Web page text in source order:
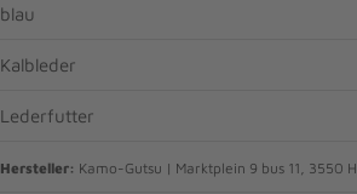
blau
Kalbleder
Lederfutter
Hersteller: Kamo-Gutsu | Marktplein 9 bus 11, 3550